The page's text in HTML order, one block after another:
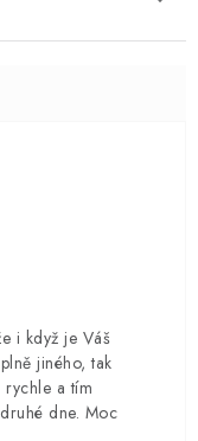
i když je Váš
jiného, tak
a tím
dne. Moc